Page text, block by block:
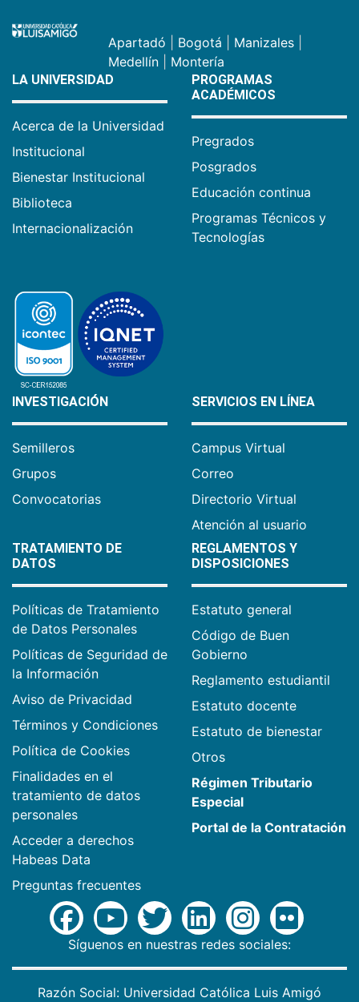
Apartadó Bogotá Manizales
Medellín
Montería
LA UNIVERSIDAD
Acerca de la Universidad
Institucional
Bienestar Institucional
Biblioteca
Internacionalización
PROGRAMAS
ACADÉMICOS
Pregrados
Posgrados
Educación continua
Programas Técnicos y
Tecnologías
INVESTIGACIÓN
Semilleros
Grupos
Convocatorias
SERVICIOS EN LÍNEA
Campus Virtual
Correo
Directorio Virtual
Atención al usuario
TRATAMIENTO DE
DATOS
Políticas de Tratamiento
de Datos Personales
Políticas de Seguridad de
la Información
Aviso de Privacidad
Términos y Condiciones
Política de Cookies
Finalidades en el
tratamiento de datos
personales
Acceder a derechos
Habeas Data
Preguntas frecuentes
REGLAMENTOS Y
DISPOSICIONES
Estatuto general
Código de Buen
Gobierno
Reglamento estudiantil
Estatuto docente
Estatuto de bienestar
Otros
Régimen Tributario
Especial
Portal de la Contratación
Síguenos en nuestras redes sociales:
Razón Social: Universidad Católica Luis Amigó